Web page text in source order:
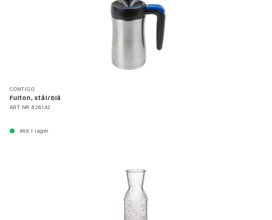
CONTIGO
Fulton, stål/blå
ART.NR 826142
466 I lager